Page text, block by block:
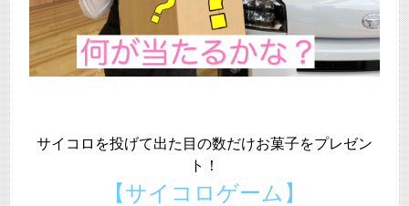
サイコロを投げて出た目の数だけお菓子をプレゼン
ト！
【サイコロゲーム】